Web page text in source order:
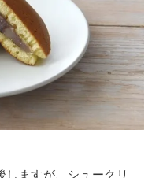
しますが、シュークリ